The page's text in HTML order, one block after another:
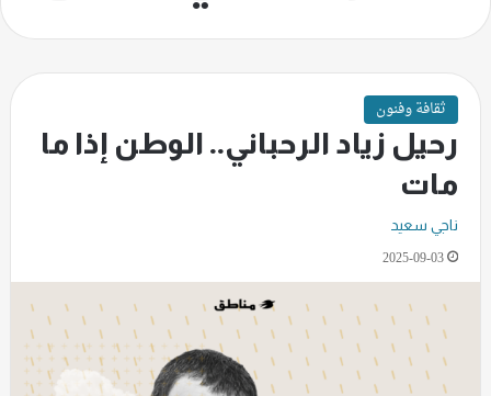
ثقافة وفنون
رحيل زياد الرحباني.. الوطن إذا ما
مات
ناجي سعيد
2025-09-03